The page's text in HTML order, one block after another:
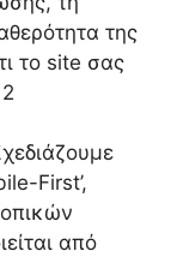
της
το site σας
First’,
από